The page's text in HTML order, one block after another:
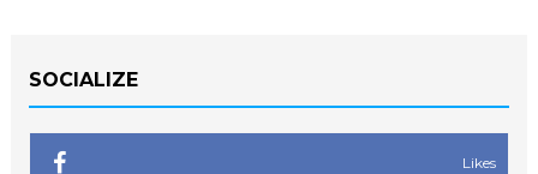
SOCIALIZE
Likes